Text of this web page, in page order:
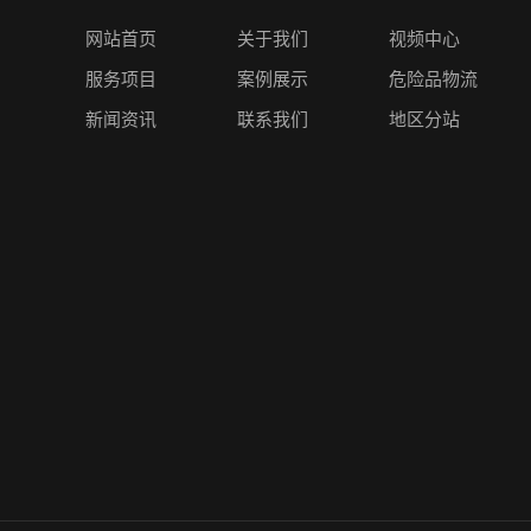
网站首页 关于我们 视频中心
服务项目 案例展示 危险品物流
新闻资讯 联系我们 地区分站